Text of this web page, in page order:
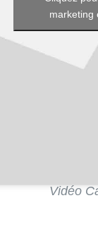
marketing
Vidéo